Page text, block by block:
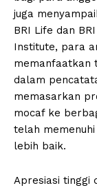
juga
BRI Life dan
Institute, para
memanfaatkan
dalam
memasarkan
mocaf ke
telah
lebih baik.
Apresiasi tinggi